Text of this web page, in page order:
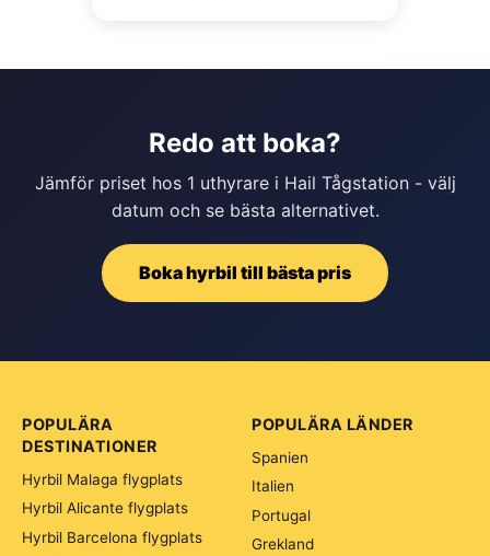
Redo att boka?
Jämför priset hos 1 uthyrare i Hail Tågstation - välj
datum och se bästa alternativet.
Boka hyrbil till bästa pris
POPULÄRA
DESTINATIONER
Hyrbil Malaga flygplats
Hyrbil Alicante flygplats
Hyrbil Barcelona flygplats
POPULÄRA LÄNDER
Spanien
Italien
Portugal
Grekland